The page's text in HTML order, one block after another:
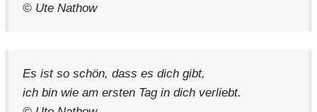
© Ute Nathow
Es ist so schön, dass es dich gibt,
ich bin wie am ersten Tag in dich verliebt.